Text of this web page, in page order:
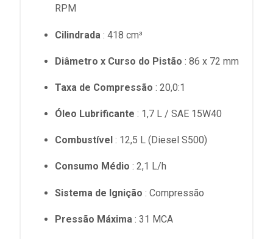
RPM
Cilindrada : 418 cm³
Diâmetro x Curso do Pistão : 86 x 72 mm
Taxa de Compressão : 20,0:1
Óleo Lubrificante : 1,7 L / SAE 15W40
Combustível : 12,5 L (Diesel S500)
Consumo Médio : 2,1 L/h
Sistema de Ignição : Compressão
Pressão Máxima : 31 MCA